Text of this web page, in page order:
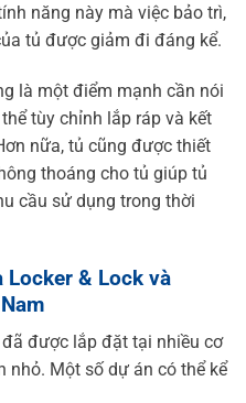
năng này mà việc bảo trì,
tủ được giảm đi đáng kể.
là một điểm mạnh cần nói
tùy chỉnh lắp ráp và kết
nữa, tủ cũng được thiết
thoáng cho tủ giúp tủ
cầu sử dụng trong thời
Locker & Lock và
đã được lắp đặt tại nhiều cơ
nhỏ. Một số dự án có thể kể